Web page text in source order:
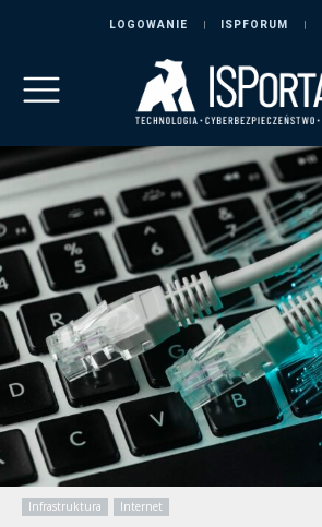
LOGOWANIE ISPFORUM
Infrastruktura Internet